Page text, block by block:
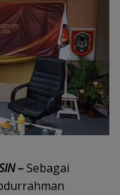
–Sebagai